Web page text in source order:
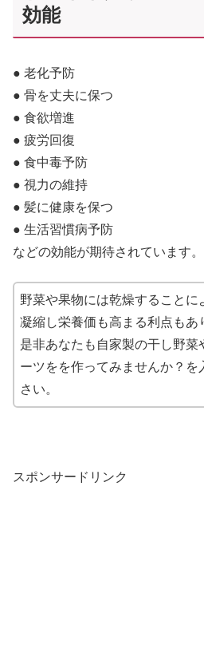
効能
● 老化予防
● 骨を丈夫に保つ
● 食欲増進
● 疲労回復
● 食中毒予防
● 視力の維持
● 髪に健康を保つ
● 生活習慣病予防
などの効能が期待されています。
野菜や果物には乾燥することに
凝縮し栄養価も高まる利点もあ
是非あなたも自家製の干し野菜
ーツをを作ってみませんか？を
さい。
スポンサードリンク